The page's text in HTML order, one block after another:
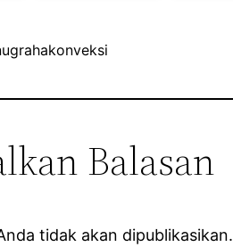
Balasan
tidak akan dipublikasikan.